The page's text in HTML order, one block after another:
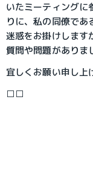
いたミーティングに
りに、私の同僚で
迷惑をお掛けします
質問や問題がありま
宜しくお願い申し上
□□